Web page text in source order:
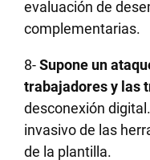
evaluación de
complementarias.
8-Supone un
trabajadores y las
desconexión
invasivo de las
de la plantilla.